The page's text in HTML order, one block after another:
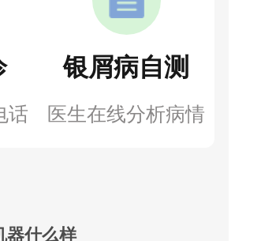
话
银屑病自测
医生在线分析病情
器什么样